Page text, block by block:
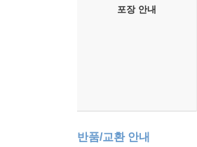
포장 안내
반품/교환 안내